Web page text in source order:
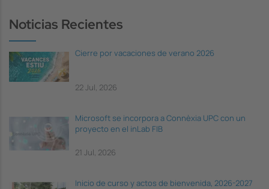
Noticias Recientes
Cierre por vacaciones de verano 2026
22 Jul, 2026
Microsoft se incorpora a Connèxia UPC con un
proyecto en el inLab FIB
21 Jul, 2026
Inicio de curso y actos de bienvenida, 2026-2027